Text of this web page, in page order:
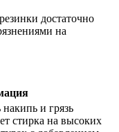
достаточно
на
накипь и грязь
стирка на высоких